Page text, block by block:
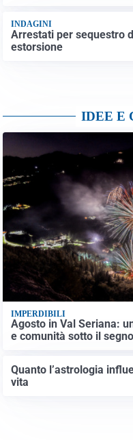
INDAGINI
Arrestati per sequestro
estorsione
IDEE E
IMPERDIBILI
Agosto in Val Seriana:
e comunità sotto il
Quanto l’astrologia
vita